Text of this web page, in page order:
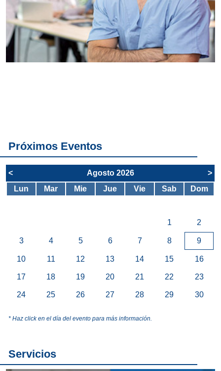
Próximos Eventos
< Agosto 2026
>
Lun
Mar Mie Jue Vie Sab Dom
1 2
3 4 5 6 7 8 9
10 11 12 13 14 15 16
17 18 19 20 21 22 23
24 25 26 27 28 29 30
* Haz click en el día del evento para más información.
Servicios